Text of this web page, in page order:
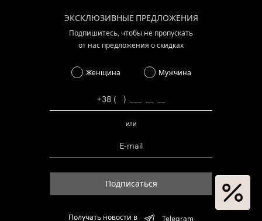
ЭКСКЛЮЗИВНЫЕ ПРЕДЛОЖЕНИЯ
Подпишитесь, чтобы не пропускать
от нас предложения о скидках
Женщина Мужчина
или
Подписаться
Получать новости в Telegram